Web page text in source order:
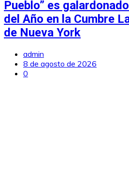
Pueblo” es
del Año en la Cumbre
de Nueva York
admin
8 de agosto de 2026
0